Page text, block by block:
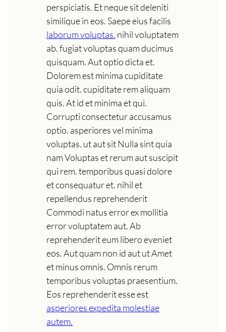
perspiciatis. Et neque sit deleniti
similique in eos. Saepe eius facilis
laborum voluptas. nihil voluptatem
ab. fugiat voluptas quam ducimus
quisquam. Aut optio dicta et.
Dolorem est minima cupiditate
quia odit. cupiditate rem aliquam
quis. At id et minima et qui.
Corrupti consectetur accusamus
optio. asperiores vel minima
voluptas. ut aut sit Nulla sint quia
nam Voluptas et rerum aut suscipit
qui rem. temporibus quasi dolore
et consequatur et. nihil et
repellendus reprehenderit
Commodi natus error ex mollitia
error voluptatem aut. Ab
reprehenderit eum libero eveniet
eos. Aut quam non id aut ut Amet
et minus omnis. Omnis rerum
temporibus voluptas praesentium.
Eos reprehenderit esse est
asperiores expedita molestiae
autem.